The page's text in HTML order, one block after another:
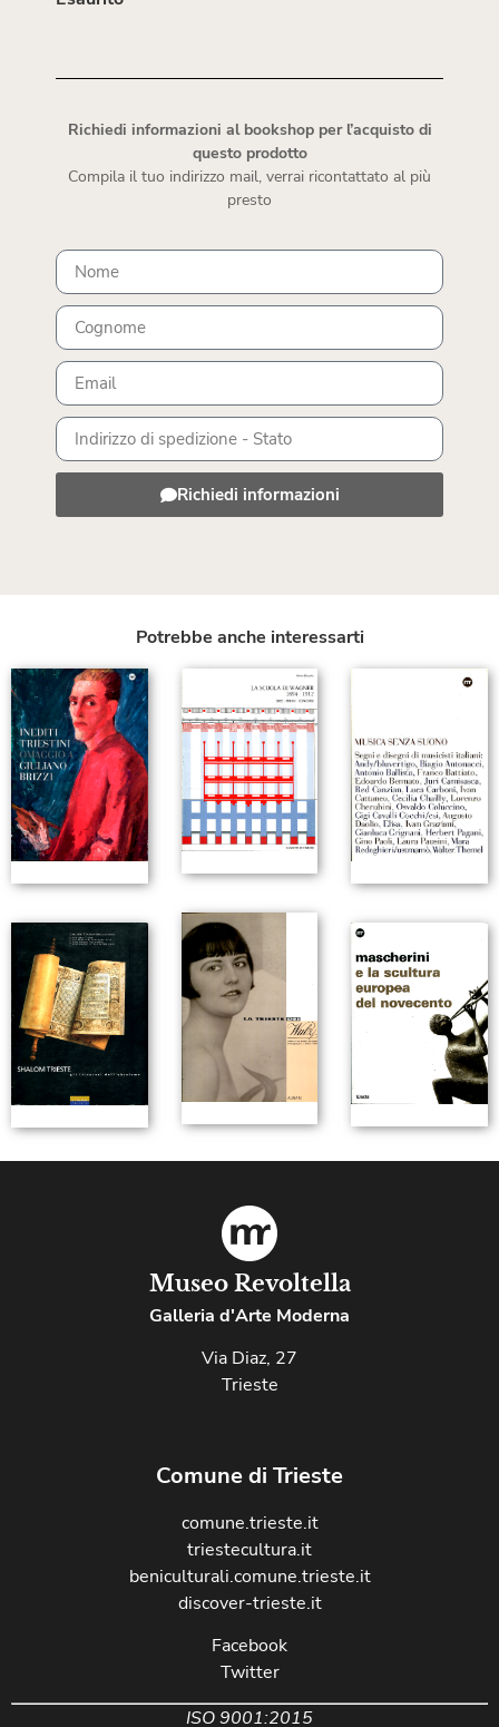
Richiedi informazioni al bookshop per l’acquisto di
questo prodotto
Compila il tuo indirizzo mail, verrai ricontattato al più
presto
Richiedi informazioni
Potrebbe anche interessarti
Museo Revoltella
Galleria d'Arte Moderna
Via Diaz, 27
Trieste
Comune di Trieste
comune.trieste.it
triestecultura.it
beniculturali.comune.trieste.it
discover-trieste.it
Facebook
Twitter
ISO 9001:2015